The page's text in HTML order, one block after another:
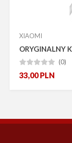
XIAOMI
ORYGINALNY
 (0)
33,00PLN